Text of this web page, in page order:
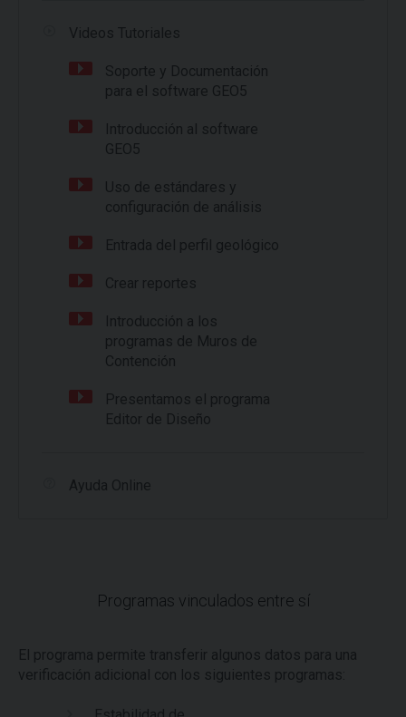
Videos Tutoriales
Soporte y Documentación
para el software GEO5
Introducción al software
GEO5
Uso de estándares y
configuración de análisis
Entrada del perfil geológico
Crear reportes
Introducción a los
programas de Muros de
Contención
Presentamos el programa
Editor de Diseño
Ayuda Online
Programas vinculados entre sí
El programa permite transferir algunos datos para una
verificación adicional con los siguientes programas: